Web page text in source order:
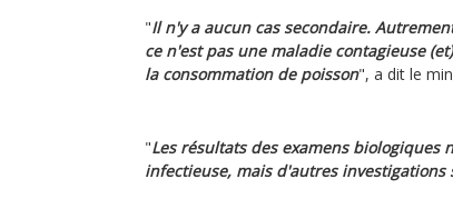
"Il n'y a aucun cas secondaire.
ce n'est pas une maladie contagieuse
la consommation de poisson", a dit le
"Les résultats des examens biologiques
infectieuse, mais d'autres investigations